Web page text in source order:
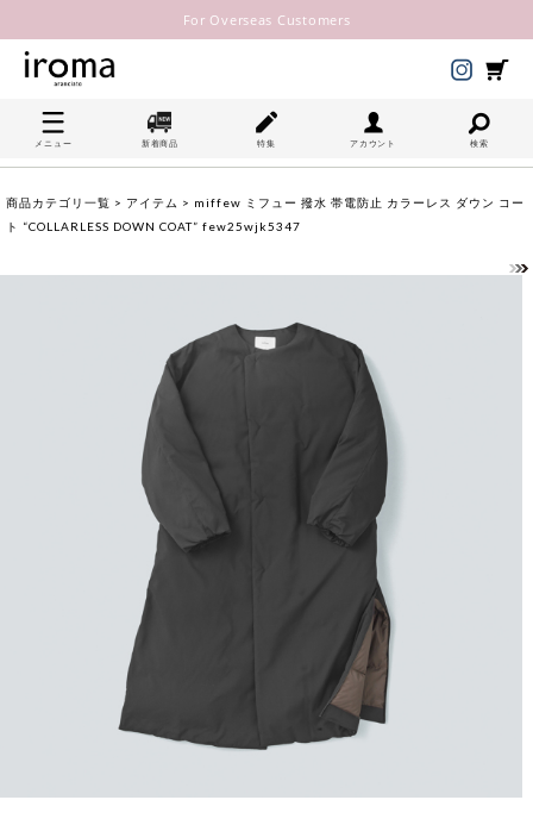
For Overseas Customers
メニュー 新着商品 特集 アカウント 検索
商品カテゴリ一覧 > アイテム > miffew ミフュー 撥水 帯電防止 カラーレス ダウン コー
ト “COLLARLESS DOWN COAT” few25wjk5347